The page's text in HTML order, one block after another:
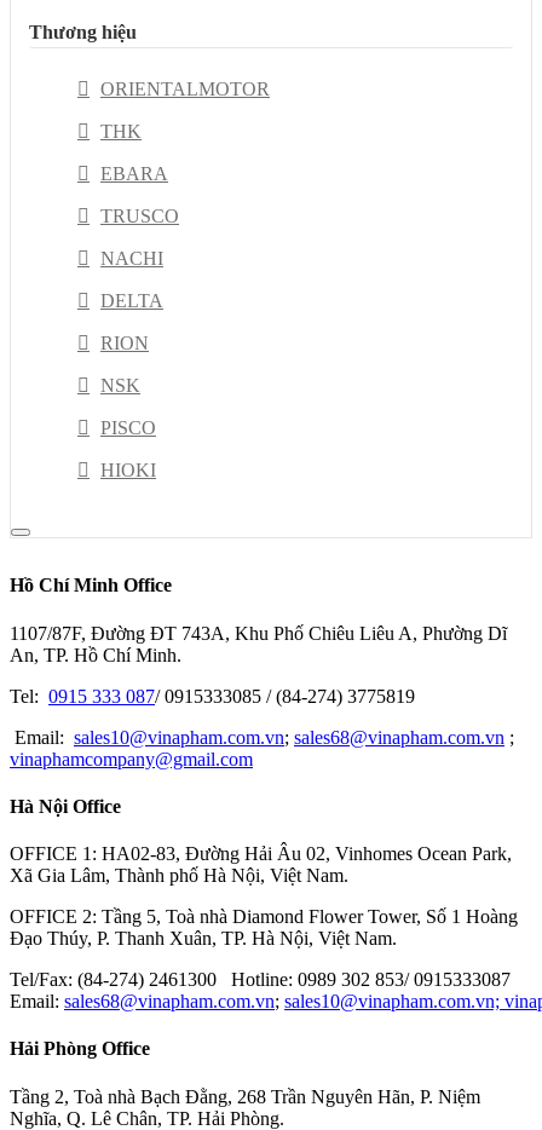
Thương hiệu
ORIENTALMOTOR
THK
EBARA
TRUSCO
NACHI
DELTA
RION
NSK
PISCO
HIOKI
MISUSHIBI
ESCO TOOL
GOOT
OPTEX-FA
MITOTUYO
Hồ Chí Minh Office
1107/87F, Đường ĐT 743A, Khu Phố Chiêu Liêu A, Phường Dĩ
An, TP. Hồ Chí Minh.
Tel: 0915 333 087/ 0915333085 / (84-274) 3775819
Email: sales10@vinapham.com.vn; sales68@vinapham.com.vn ;
vinaphamcompany@gmail.com
Hà Nội Office
OFFICE 1: HA02-83, Đường Hải Âu 02, Vinhomes Ocean Park,
Xã Gia Lâm, Thành phố Hà Nội, Việt Nam.
OFFICE 2: Tầng 5, Toà nhà Diamond Flower Tower, Số 1 Hoàng
Đạo Thúy, P. Thanh Xuân, TP. Hà Nội, Việt Nam.
Tel/Fax: (84-274) 2461300 Hotline: 0989 302 853/ 0915333087
Email: sales68@vinapham.com.vn; sales10@vinapham.com.vn;
Hải Phòng Office
Tầng 2, Toà nhà Bạch Đằng, 268 Trần Nguyên Hãn, P. Niệm
Nghĩa, Q. Lê Chân, TP. Hải Phòng.